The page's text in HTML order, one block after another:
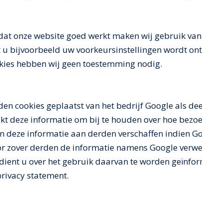
onze website goed werkt maken wij gebruik
u bijvoorbeeld uw voorkeursinstellingen wordt
hebben wij geen toestemming nodig.
cookies geplaatst van het bedrijf Google als
deze informatie om bij te houden over hoe
deze informatie aan derden verschaffen indien
zover derden de informatie namens Google
u over het gebruik daarvan te worden
statement.